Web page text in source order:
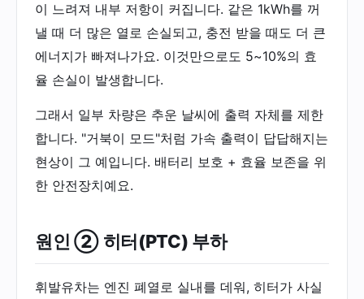
이 느려져 내부 저항이 커집니다. 같은 1kWh를 꺼
낼 때 더 많은 열로 손실되고, 충전 받을 때도 더 큰
에너지가 빠져나가요. 이것만으로도 5~10%의 효
율 손실이 발생합니다.
그래서 일부 차량은 추운 날씨에 출력 자체를 제한
합니다. "거북이 모드"처럼 가속 출력이 답답해지는
현상이 그 예입니다. 배터리 보호 + 효율 보존을 위
한 안전장치예요.
원인 ② 히터(PTC) 부하
휘발유차는 엔진 폐열로 실내를 데워, 히터가 사실